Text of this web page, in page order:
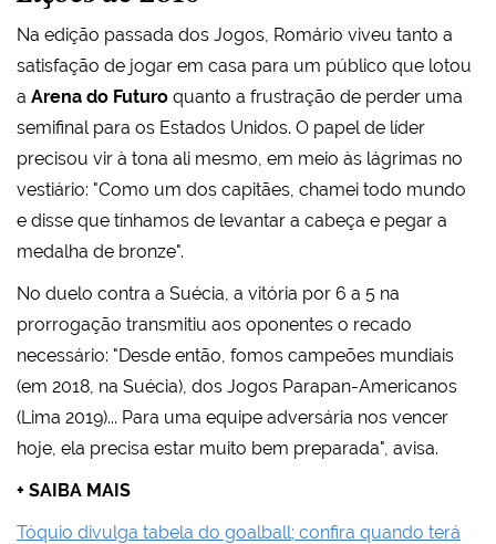
Na edição passada dos Jogos, Romário viveu tanto a
satisfação de jogar em casa para um público que lotou
a Arena do Futuro quanto a frustração de perder uma
semifinal para os Estados Unidos. O papel de líder
precisou vir à tona ali mesmo, em meio às lágrimas no
vestiário: "Como um dos capitães, chamei todo mundo
e disse que tínhamos de levantar a cabeça e pegar a
medalha de bronze".
No duelo contra a Suécia, a vitória por 6 a 5 na
prorrogação transmitiu aos oponentes o recado
necessário: "Desde então, fomos campeões mundiais
(em 2018, na Suécia), dos Jogos Parapan-Americanos
(Lima 2019)... Para uma equipe adversária nos vencer
hoje, ela precisa estar muito bem preparada", avisa.
+ SAIBA MAIS
Tóquio divulga tabela do goalball; confira quando terá